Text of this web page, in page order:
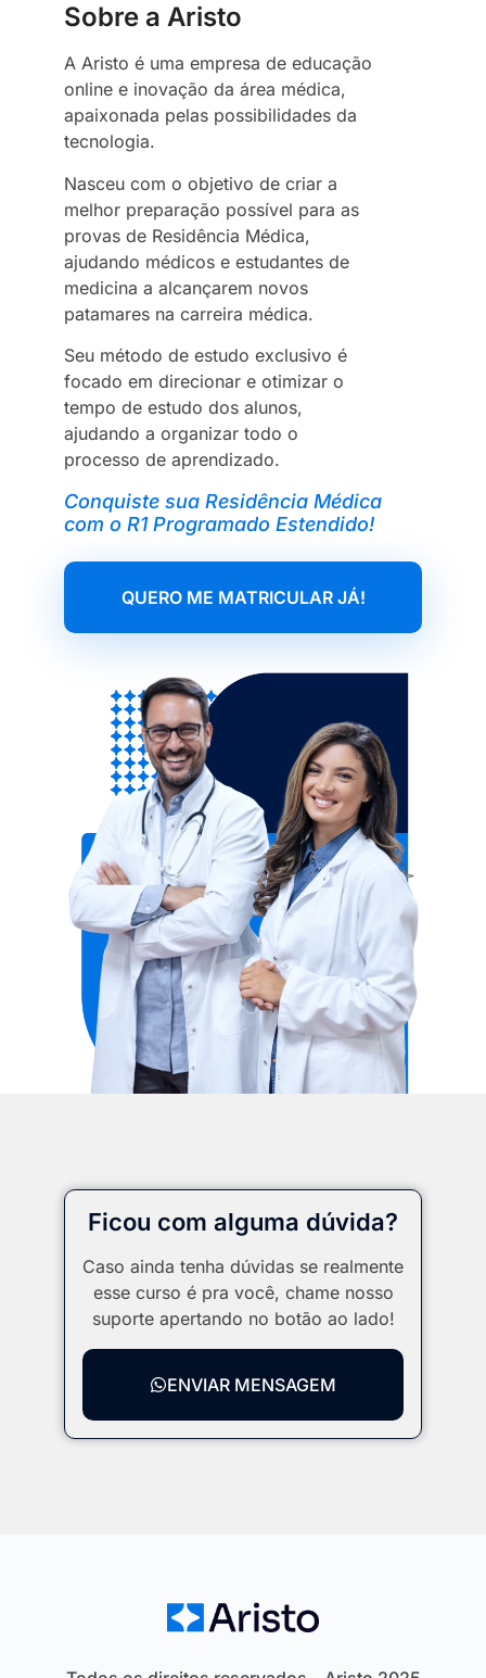
Sobre a Aristo
A Aristo é uma empresa de educação
online e inovação da área médica,
apaixonada pelas possibilidades da
tecnologia.
Nasceu com o objetivo de criar a
melhor preparação possível para as
provas de Residência Médica,
ajudando médicos e estudantes de
medicina a alcançarem novos
patamares na carreira médica.
Seu método de estudo exclusivo é
focado em direcionar e otimizar o
tempo de estudo dos alunos,
ajudando a organizar todo o
processo de aprendizado.
Conquiste sua Residência Médica
com o R1 Programado Estendido!
QUERO ME MATRICULAR JÁ!
Ficou com alguma dúvida?
Caso ainda tenha dúvidas se realmente
esse curso é pra você, chame nosso
suporte apertando no botão ao lado!
ENVIAR MENSAGEM